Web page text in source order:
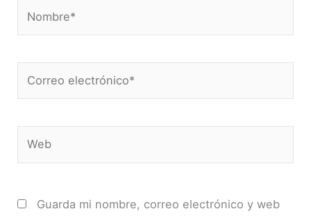
electrónico*
Guarda mi nombre, correo electrónico y web